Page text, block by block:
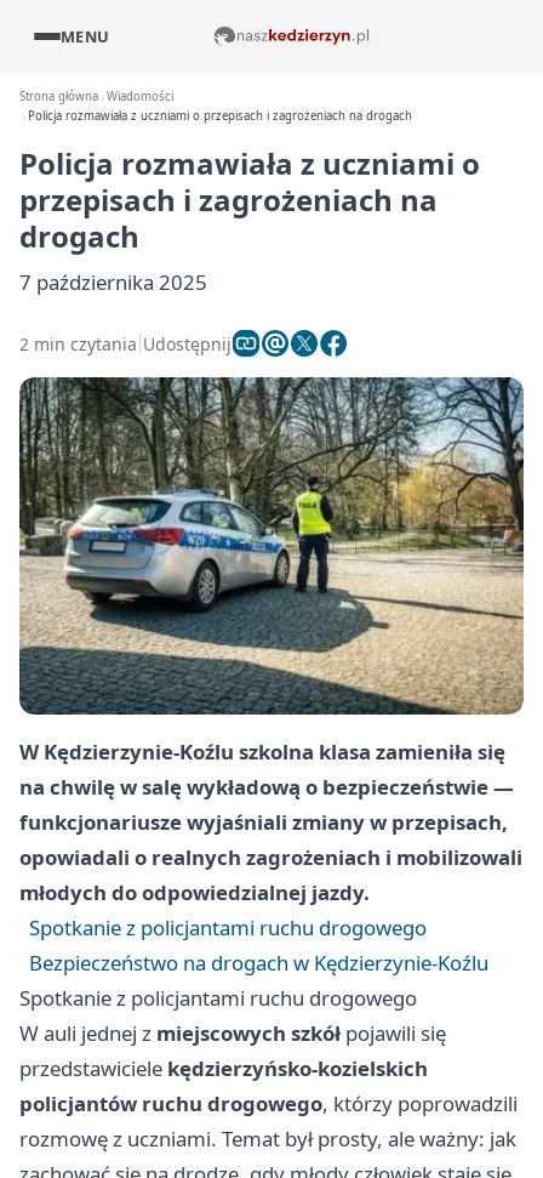
MENU
Strona główna Wiadomości
Policja rozmawiała z uczniami o przepisach i zagrożeniach na drogach
Policja rozmawiała z uczniami o
przepisach i zagrożeniach na
drogach
7 października 2025
2 min czytania Udostępnij
W Kędzierzynie-Koźlu szkolna klasa zamieniła się
na chwilę w salę wykładową o bezpieczeństwie —
funkcjonariusze wyjaśniali zmiany w przepisach,
opowiadali o realnych zagrożeniach i mobilizowali
młodych do odpowiedzialnej jazdy.
Spotkanie z policjantami ruchu drogowego
Bezpieczeństwo na drogach w Kędzierzynie-Koźlu
Spotkanie z policjantami ruchu drogowego
W auli jednej z miejscowych szkół pojawili się
przedstawiciele kędzierzyńsko-kozielskich
policjantów ruchu drogowego, którzy poprowadzili
rozmowę z uczniami. Temat był prosty, ale ważny: jak